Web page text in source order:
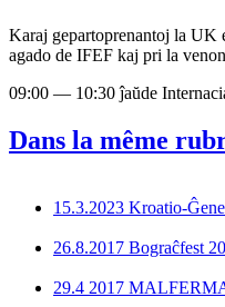
Karaj gepartoprenantoj la
agado de IFEF kaj pri la
09:00 — 10:30 ĵaŭde
Dans la même
15.3.2023 Kroatio-
26.8.2017 Bograĉfest
29.4 2017